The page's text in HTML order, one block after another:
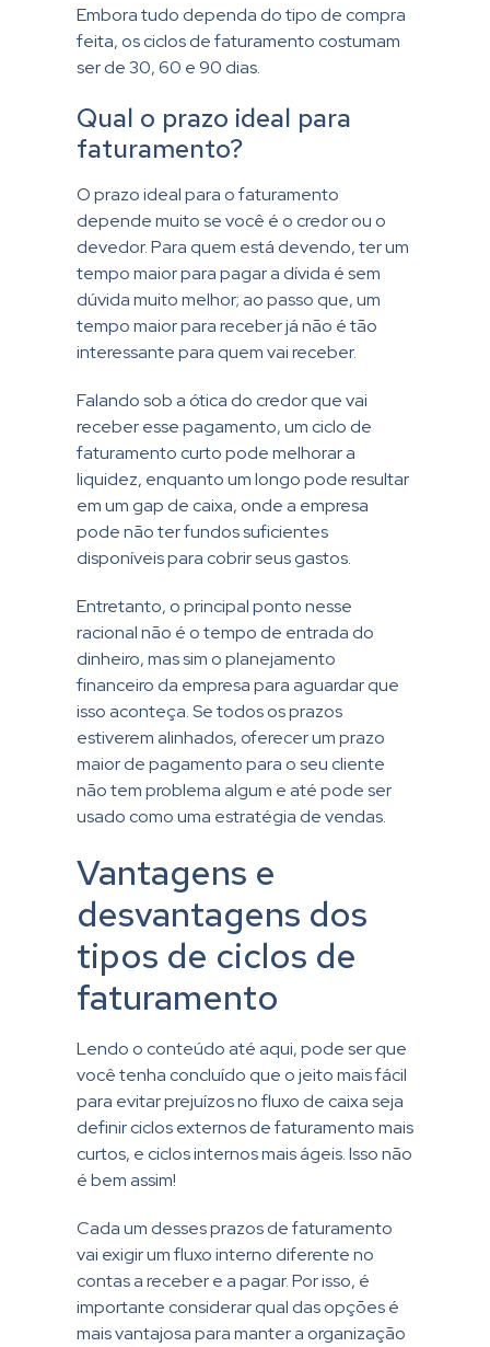
Embora tudo dependa do tipo de compra
feita, os ciclos de faturamento costumam
ser de 30, 60 e 90 dias.
Qual o prazo ideal para
faturamento?
O prazo ideal para o faturamento
depende muito se você é o credor ou o
devedor. Para quem está devendo, ter um
tempo maior para pagar a dívida é sem
dúvida muito melhor; ao passo que, um
tempo maior para receber já não é tão
interessante para quem vai receber.
Falando sob a ótica do credor que vai
receber esse pagamento, um ciclo de
faturamento curto pode melhorar a
liquidez, enquanto um longo pode resultar
em um gap de caixa, onde a empresa
pode não ter fundos suficientes
disponíveis para cobrir seus gastos.
Entretanto, o principal ponto nesse
racional não é o tempo de entrada do
dinheiro, mas sim o planejamento
financeiro da empresa para aguardar que
isso aconteça. Se todos os prazos
estiverem alinhados, oferecer um prazo
maior de pagamento para o seu cliente
não tem problema algum e até pode ser
usado como uma estratégia de vendas.
Vantagens e
desvantagens dos
tipos de ciclos de
faturamento
Lendo o conteúdo até aqui, pode ser que
você tenha concluído que o jeito mais fácil
para evitar prejuízos no fluxo de caixa seja
definir ciclos externos de faturamento mais
curtos, e ciclos internos mais ágeis. Isso não
é bem assim!
Cada um desses prazos de faturamento
vai exigir um fluxo interno diferente no
contas a receber e a pagar. Por isso, é
importante considerar qual das opções é
mais vantajosa para manter a organização